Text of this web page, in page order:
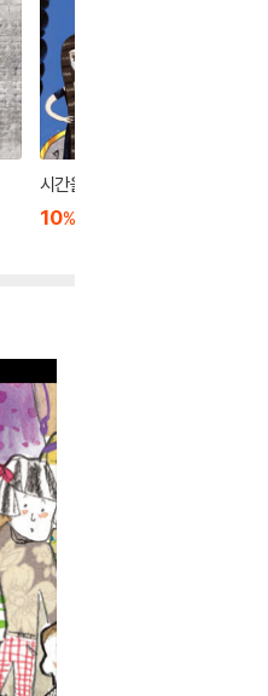
시간을 파는 가게
10%